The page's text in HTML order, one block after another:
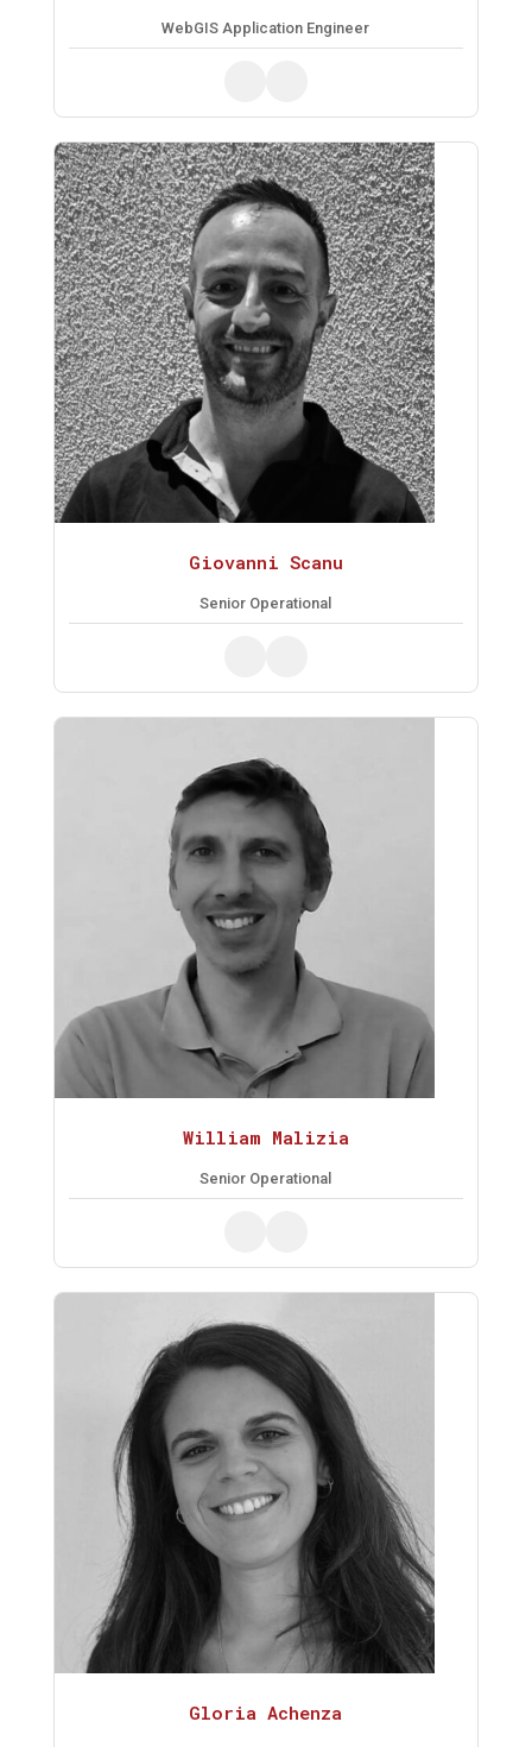
WebGIS Application Engineer
Giovanni Scanu
Senior Operational
William Malizia
Senior Operational
Gloria Achenza